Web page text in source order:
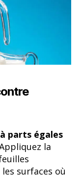
parts égales
la
surfaces où